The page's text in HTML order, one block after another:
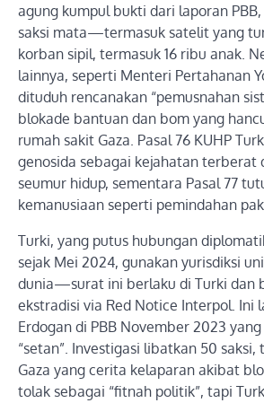
agung kumpul bukti dari laporan
saksi mata—termasuk satelit yang
korban sipil, termasuk 16 ribu anak.
lainnya, seperti Menteri Pertahanan
dituduh rencanakan “pemusnahan
blokade bantuan dan bom yang
rumah sakit Gaza. Pasal 76 KUHP
genosida sebagai kejahatan terberat
seumur hidup, sementara Pasal 77
kemanusiaan seperti pemindahan
Turki, yang putus hubungan
sejak Mei 2024, gunakan yurisdiksi
dunia—surat ini berlaku di Turki dan
ekstradisi via Red Notice Interpol. Ini
Erdogan di PBB November 2023
“setan”. Investigasi libatkan 50
Gaza yang cerita kelaparan akibat
tolak sebagai “fitnah politik”, tapi